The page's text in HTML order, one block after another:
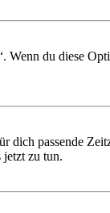
du diese
dich passende
jetzt zu tun.